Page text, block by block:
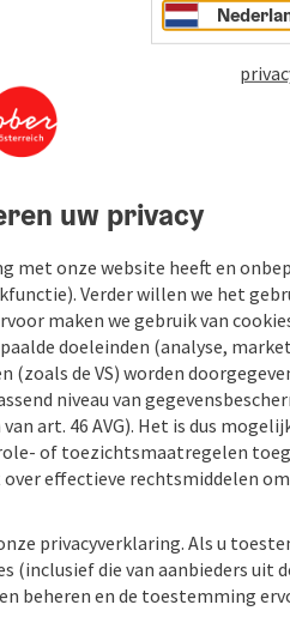
uw privacy
met onze website heeft en
Verder willen we het
maken we gebruik van
doeleinden (analyse,
(zoals de VS) worden
niveau van
art. 46 AVG). Het is dus
of toezichtsmaatregelen
effectieve rechtsmiddelen
privacyverklaring. Als u
die van aanbieders uit
beheren en de toestemming